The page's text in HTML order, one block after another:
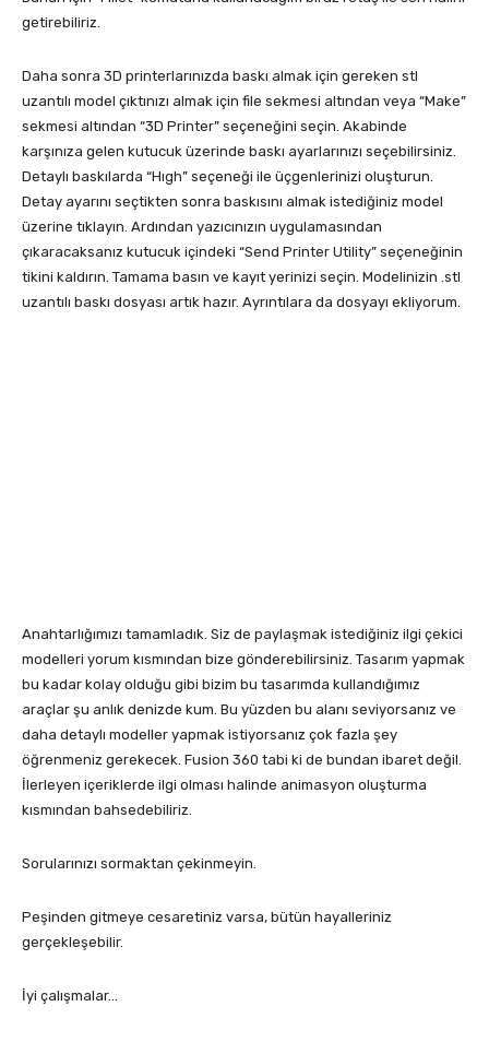
getirebiliriz.
Daha sonra 3D printerlarınızda baskı almak için gereken stl
uzantılı model çıktınızı almak için file sekmesi altından veya “Make”
sekmesi altından “3D Printer” seçeneğini seçin. Akabinde
karşınıza gelen kutucuk üzerinde baskı ayarlarınızı seçebilirsiniz.
Detaylı baskılarda “Hıgh” seçeneği ile üçgenlerinizi oluşturun.
Detay ayarını seçtikten sonra baskısını almak istediğiniz model
üzerine tıklayın. Ardından yazıcınızın uygulamasından
çıkaracaksanız kutucuk içindeki “Send Printer Utility” seçeneğinin
tikini kaldırın. Tamama basın ve kayıt yerinizi seçin. Modelinizin .stl
uzantılı baskı dosyası artık hazır. Ayrıntılara da dosyayı ekliyorum.
Anahtarlığımızı tamamladık. Siz de paylaşmak istediğiniz ilgi çekici
modelleri yorum kısmından bize gönderebilirsiniz. Tasarım yapmak
bu kadar kolay olduğu gibi bizim bu tasarımda kullandığımız
araçlar şu anlık denizde kum. Bu yüzden bu alanı seviyorsanız ve
daha detaylı modeller yapmak istiyorsanız çok fazla şey
öğrenmeniz gerekecek. Fusion 360 tabi ki de bundan ibaret değil.
İlerleyen içeriklerde ilgi olması halinde animasyon oluşturma
kısmından bahsedebiliriz.
Sorularınızı sormaktan çekinmeyin.
Peşinden gitmeye cesaretiniz varsa, bütün hayalleriniz
gerçekleşebilir.
İyi çalışmalar…